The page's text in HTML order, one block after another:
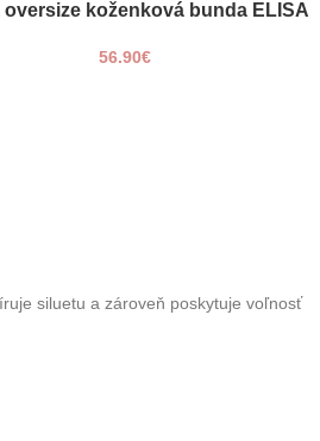
KOŠÍKA
oversize koženková bunda ELISA
56.90€
siluetu a zároveň poskytuje voľnosť